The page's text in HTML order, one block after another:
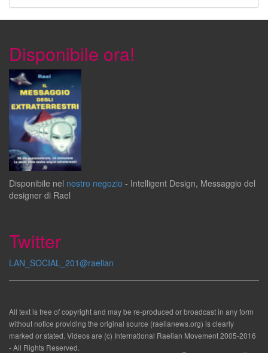
Disponibile ora!
Disponibile nel nostro negozio - Intelligent Design, Messaggio del
designer di Rael
Twitter
LAN_SOCIAL_201@raelian
All text is free of copyright and may be re-produced or broadcast in any form
without notice providing the original source (raelianews.org) is clearly
marked or stated. Videos are (c) International Raelian Movement 2005-2016
- All Rights Reserved.